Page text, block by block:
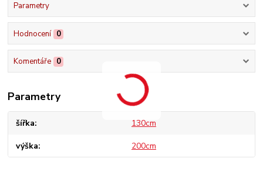
Parametry
Hodnocení 0
Komentáře 0
Parametry
šířka 130cm
výška 200cm